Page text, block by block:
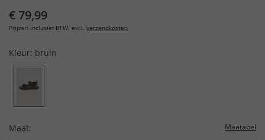
€ 79,99
Prijzen inclusief BTW, excl. verzendkosten
Kleur: bruin
Maat: Maatabel